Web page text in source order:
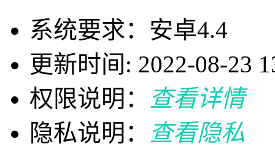
系统要求：安卓4.4
更新时间: 2022-08-23
权限说明：
查看详情
隐私说明：
查看隐私